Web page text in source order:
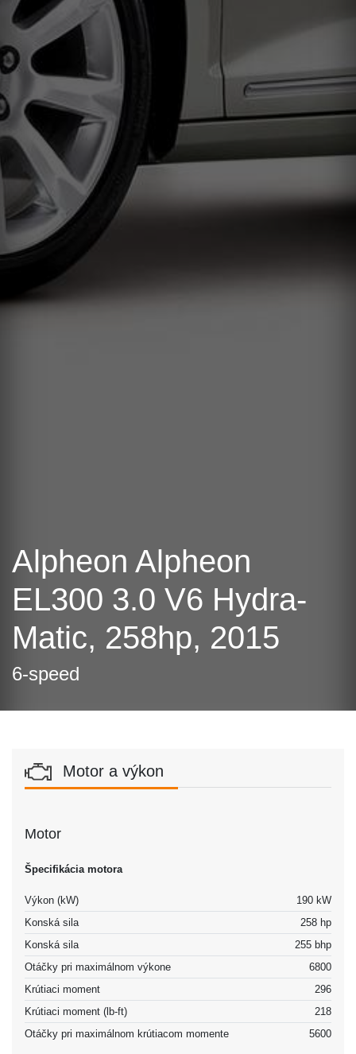
Alpheon Alpheon
EL300 3.0 V6 Hydra-
Matic, 258hp, 2015
6-speed
Motor a výkon
Motor
Špecifikácia motora
Výkon (kW)
190 kW
Konská sila
258 hp
Konská sila
255 bhp
Otáčky pri maximálnom výkone
6800
Krútiaci moment
296
Krútiaci moment (lb-ft)
218
Otáčky pri maximálnom krútiacom momente
5600